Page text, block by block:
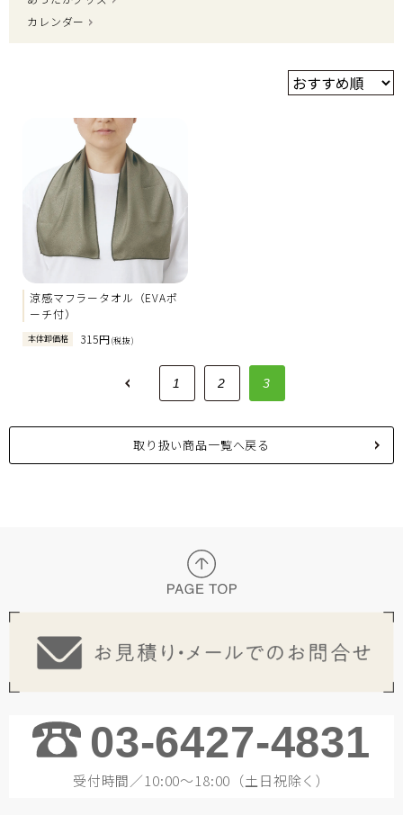
カレンダー
涼感マフラータオル（EVAポ
ーチ付）
本体卸価格 315円(税抜)
<1 2 3
取り扱い商品一覧へ戻る
03-6427-4831
受付時間／10:00～18:00（土日祝除く）